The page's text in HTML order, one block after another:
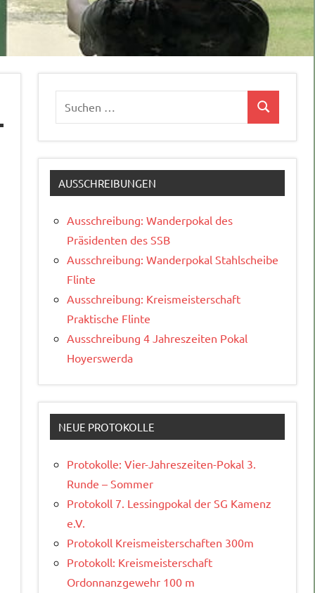
Suchen
AUSSCHREIBUNGEN
Ausschreibung: Wanderpokal des
Präsidenten des SSB
Ausschreibung: Wanderpokal Stahlscheibe
Flinte
Ausschreibung: Kreismeisterschaft
Praktische Flinte
Ausschreibung 4 Jahreszeiten Pokal
Hoyerswerda
NEUE PROTOKOLLE
Protokolle: Vier-Jahreszeiten-Pokal 3.
Runde – Sommer
Protokoll 7. Lessingpokal der SG Kamenz
e.V.
Protokoll Kreismeisterschaften 300m
Protokoll: Kreismeisterschaft
Ordonnanzgewehr 100 m